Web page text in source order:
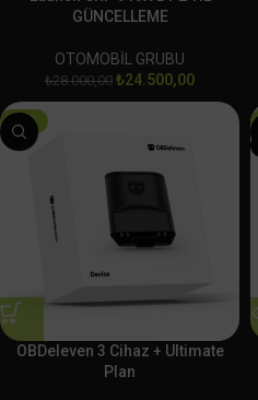
GÜNCELLEME
OTOMOBİL GRUBU
₺28.000,00 ₺24.500,00
-25%
OBDeleven 3 Cihaz + Ultimate
Plan